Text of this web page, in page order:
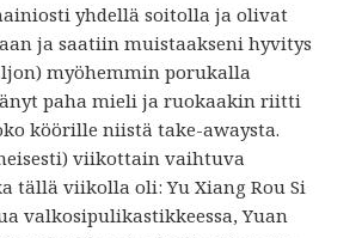
yhdellä soitolla ja olivat
ja saatiin muistaakseni hyvitys
myöhemmin porukalla
paha mieli ja ruokaakin riitti
köörille niistä take-awaysta.
viikottain vaihtuva
tällä viikolla oli: Yu Xiang Rou Si
valkosipulikastikkeessa, Yuan